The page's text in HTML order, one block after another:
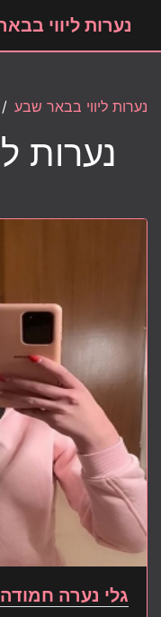
נערות ליווי
נערות ליווי בבאר שבע
נערות
גלי נערה חמודה